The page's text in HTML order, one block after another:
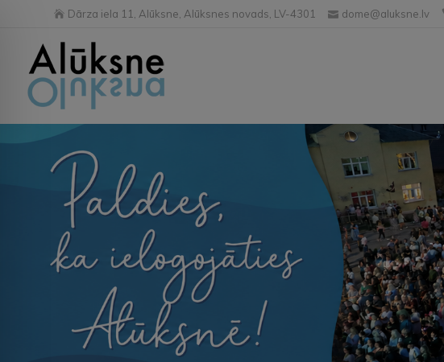
Dārza iela 11, Alūksne, Alūksnes novads, LV-4301 dome@aluksne.lv